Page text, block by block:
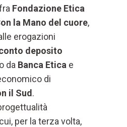
Fondazione Etica
la Mano del cuore,
erogazioni
deposito
da Banca Etica e
di
il Sud.
per la terza volta,